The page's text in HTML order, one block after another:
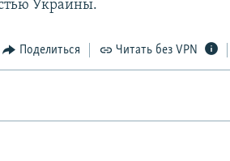
Украины.
Поделиться Читать без VPN